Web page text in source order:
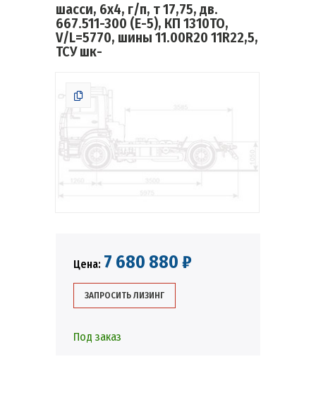
шасси, 6х4, г/п, т 17,75, дв.
667.511-300 (Е-5), КП 1310TO,
V/L=5770, шины 11.00R20 11R22,5,
ТСУ шк-
Цена: 7 680 880 ₽
ЗАПРОСИТЬ ЛИЗИНГ
Под заказ